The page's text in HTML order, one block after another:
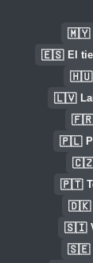
🇲🇾
🇪🇸 El
🇭🇺
🇱🇻
🇫🇷
🇵🇱
🇵🇹
🇩🇰
🇸🇮
🇸🇪